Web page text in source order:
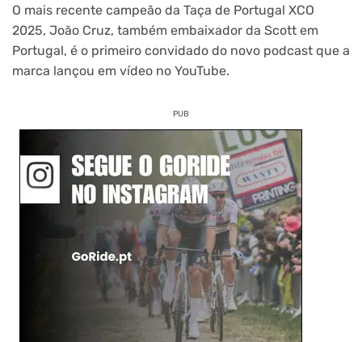
O mais recente campeão da Taça de Portugal XCO
2025, João Cruz, também embaixador da Scott em
Portugal, é o primeiro convidado do novo podcast que a
marca lançou em vídeo no YouTube.
PUB